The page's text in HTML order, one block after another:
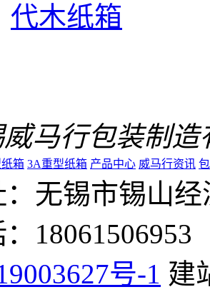
代木纸箱
威马行包装制
箱 3A重型纸箱 产品中心 威马行资讯
无锡市锡山
：
号-1 建